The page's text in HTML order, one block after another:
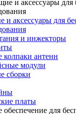
аксессуары для
и инжекторы
антенн
модули
сборки
платы